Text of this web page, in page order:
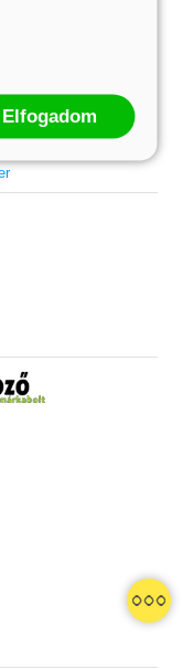
Bad Girl Reputation
Tibor
Elfogadom